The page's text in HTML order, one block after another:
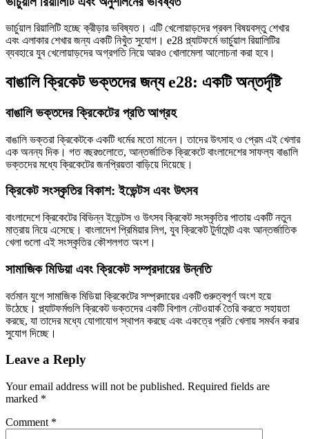
ভার্চুয়াল রিয়ালিটি হচ্ছে ক্রীড়ার ভবিষ্যত। এটি খেলোয়াড়দের প্রবল বিষয়বস্তু শেখার
এবং এলাকার শেখার জন্য একটি নিখুঁত সুযোগ। e28 প্ল্যাটফর্মে ভার্চুয়াল রিয়ালিটির
ব্যবহারে যুব খেলোয়াড়দের অগ্রগতি নিয়ে আরও খোলামেলা আলোচনা করা হবে।
বাঙালি ক্রিকেট ভক্তদের জন্য e28: একটি অন্তর্দৃষ্টি
বাঙালি ভক্তদের ক্রিকেটের প্রতি আগ্রহ
বাঙালি ভক্তরা ক্রিকেটকে একটি ধর্মের মতো মানেন। তাদের উৎসাহ ও প্রেম এই খেলার
এক অনন্য দিক। গত বছরগুলোতে, আন্তর্জাতিক ক্রিকেটে বাংলাদেশের সাফল্য বাঙালি
ভক্তদের মধ্যে ক্রিকেটের জনপ্রিয়তা বাড়িয়ে দিয়েছে।
ক্রিকেট সংস্কৃতির বিকাশ: ইভেন্টস এবং উৎসব
বাংলাদেশে ক্রিকেটের বিভিন্ন ইভেন্টস ও উৎসব ক্রিকেট সংস্কৃতির পাতায় একটি নতুন
মাত্রায় নিয়ে এসেছে। বাংলাদেশ প্রিমিয়ার লিগ, যুব ক্রিকেট টুর্নামেন্ট এবং আন্তর্জাতিক
খেলা গুলো এই সংস্কৃতির কৌশলগত অংশ।
সামাজিক মিডিয়া এবং ক্রিকেট সম্প্রদায়ের উন্নতি
বর্তমান যুগে সামাজিক মিডিয়া ক্রিকেটের সম্প্রদায়ের একটি গুরুত্বপূর্ণ অংশ হয়ে
উঠেছে। প্ল্যাটফর্মগুলি ক্রিকেট ভক্তদের একটি বিশাল নেটওয়ার্ক তৈরি করতে সহায়তা
করছে, যা তাদের মধ্যে যোগাযোগ স্থাপন করছে এবং একত্রে প্রতি খেলায় সমর্থন করার
সুযোগ দিচ্ছে।
Leave a Reply
Your email address will not be published. Required fields are
marked *
Comment *